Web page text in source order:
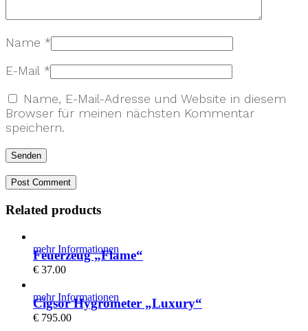
Name *
E-Mail *
Name, E-Mail-Adresse und Website in diesem
Browser für meinen nächsten Kommentar
speichern.
Related products
mehr Informationen
Feuerzeug „Flame“
€ 37.00
mehr Informationen
Cigsor Hygrometer „Luxury“
€ 795.00